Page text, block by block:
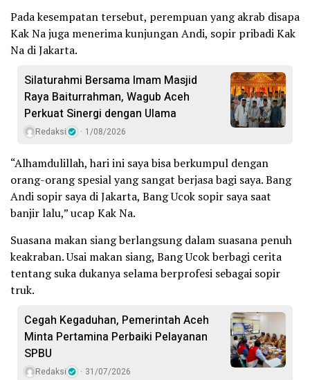
Pada kesempatan tersebut, perempuan yang akrab disapa
Kak Na juga menerima kunjungan Andi, sopir pribadi Kak
Na di Jakarta.
Silaturahmi Bersama Imam Masjid
Raya Baiturrahman, Wagub Aceh
Perkuat Sinergi dengan Ulama
Redaksi 1/08/2026
“Alhamdulillah, hari ini saya bisa berkumpul dengan
orang-orang spesial yang sangat berjasa bagi saya. Bang
Andi sopir saya di Jakarta, Bang Ucok sopir saya saat
banjir lalu,” ucap Kak Na.
Suasana makan siang berlangsung dalam suasana penuh
keakraban. Usai makan siang, Bang Ucok berbagi cerita
tentang suka dukanya selama berprofesi sebagai sopir
truk.
Cegah Kegaduhan, Pemerintah Aceh
Minta Pertamina Perbaiki Pelayanan
SPBU
Redaksi 31/07/2026